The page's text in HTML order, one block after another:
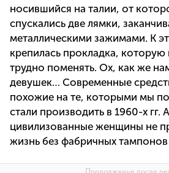
носившийся на талии, от
спускались две лямки,
металлическими зажимами. К
крепилась прокладка,
трудно поменять. Ох, как же
девушек… Современные
похожие на те, которыми мы
стали производить в 1960-х гг.
цивилизованные женщины не
жизнь без фабричных